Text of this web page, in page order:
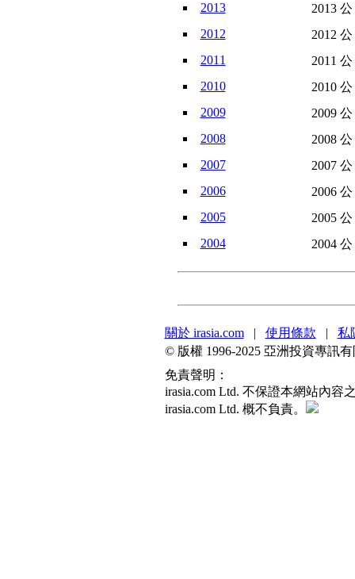
2013
2013
2012
2012
2011
2011
2010
2010
2009
2009
2008
2008
2007
2007
2006
2006
2005
2005
2004
2004
關於 irasia.com| 使用條款 | 私
© 版權 1996-2025 亞洲投資專訊
免責聲明：
irasia.com Ltd. 不保證本網站內
irasia.com Ltd. 概不負責。